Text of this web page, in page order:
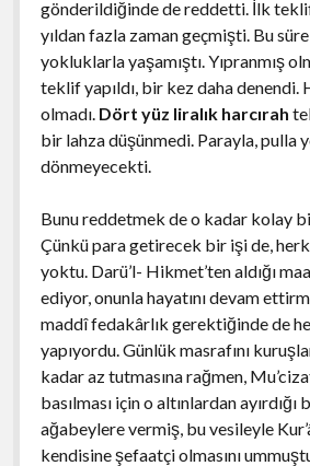
gönderildiğinde de reddetti. İlk
yıldan fazla zaman geçmişti. Bu
yokluklarla yaşamıştı. Yıpranmış
teklif yapıldı, bir kez daha denendi.
olmadı. Dört yüz liralık harcırah
bir lahza düşünmedi. Parayla, pulla
dönmeyecekti.
Bunu reddetmek de o kadar kolay
Çünkü para getirecek bir işi de,
yoktu. Darü’l- Hikmet’ten aldığı
ediyor, onunla hayatını devam
maddî fedakârlık gerektiğinde de
yapıyordu. Günlük masrafını
kadar az tutmasına rağmen,
basılması için o altınlardan ayırdığı
ağabeylere vermiş, bu vesileyle
kendisine şefaatçi olmasını